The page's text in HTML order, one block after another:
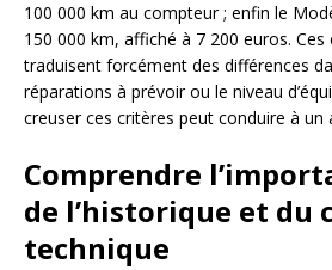
100 000 km au compteur ; enfin le
150 000 km, affiché à 7 200 euros. Ces
traduisent forcément des différences
réparations à prévoir ou le niveau
creuser ces critères peut conduire à un
Comprendre
de l’historique et du
technique